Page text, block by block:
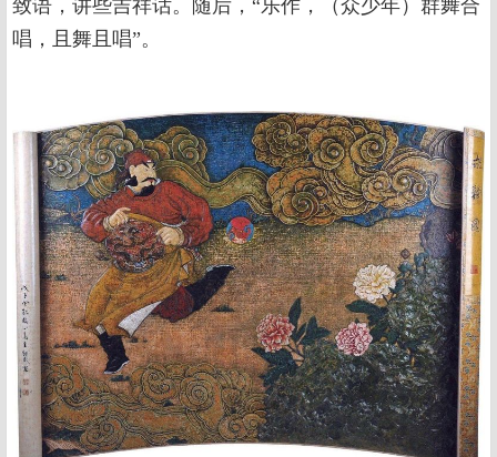
致语，讲些吉祥话。随后，“乐作，（众少年）群舞合
唱，且舞且唱”。